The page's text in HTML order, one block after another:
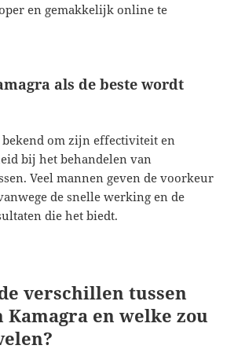
en gemakkelijk online te
als de beste wordt
bekend om zijn effectiviteit en
bij het behandelen van
Veel mannen geven de voorkeur
de snelle werking en de
die het biedt.
verschillen tussen
Kamagra en welke zou